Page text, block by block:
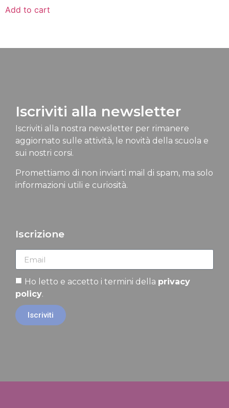
Add to cart
Iscriviti alla newsletter
Iscriviti alla nostra newsletter per rimanere
aggiornato sulle attività, le novità della scuola e
sui nostri corsi.
Promettiamo di non inviarti mail di spam, ma solo
informazioni utili e curiosità.
Iscrizione
Ho letto e accetto i termini della privacy
policy.
Iscriviti